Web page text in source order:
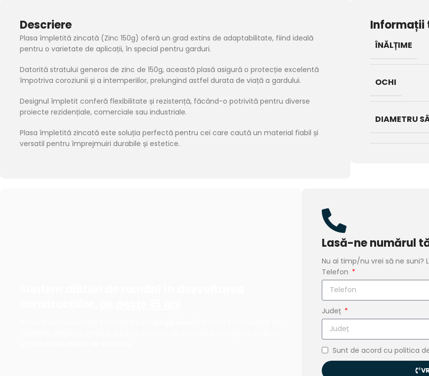
Descriere
Plasa împletită zincată (Zinc 150g) oferă un grad extins de adaptabilitate, fiind ideală
pentru o varietate de aplicații, în special pentru garduri.
Datorită stratului generos de zinc de 150g, această plasă asigură o protecție excelentă
împotriva coroziunii și a intemperiilor, prelungind astfel durata de viață a gardului.
Designul împletit conferă flexibilitate și rezistență, făcând-o potrivită pentru diverse
proiecte rezidențiale, comerciale sau industriale.
Plasa împletită zincată este soluția perfectă pentru cei care caută un material fiabil și
versatil pentru împrejmuiri durabile și estetice.
Informații
ÎNĂLȚIME
OCHI
DIAMETRU
Lasă-ne numărul
Nu ai timp/nu vrei să ne suni?
Telefon
Județ
Sunt de acord cu politica